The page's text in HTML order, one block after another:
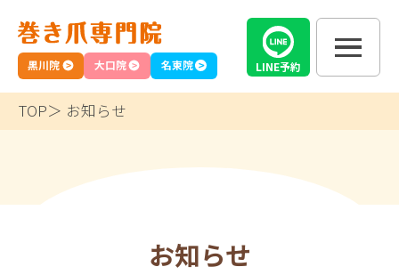
名東院
黒川院 大口院 LINE予約
TOP お知らせ
お知らせ